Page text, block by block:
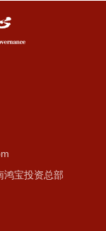
鸿宝投资总部